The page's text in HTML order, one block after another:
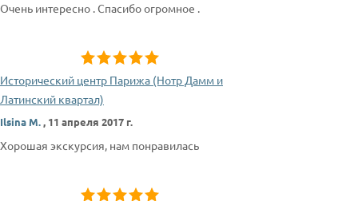
Очень интересно . Спасибо огромное .
Исторический центр Парижа (Нотр Дамм и
Латинский квартал)
Ilsina M., 11 апреля 2017 г.
Хорошая экскурсия, нам понравилась